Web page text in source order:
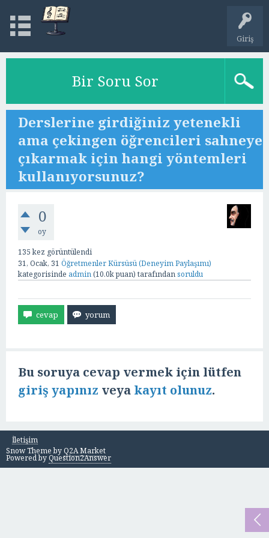
Giriş
Bir Soru Sor
Derslerine girdiğiniz yetenekli
ama çekingen öğrencileri sahneye
çıkarmak için hangi yöntemleri
kullanıyorsunuz?
0
oy
135kez görüntülendi
31, Ocak, 31 Öğretmenler Kürsüsü (Deneyim Paylaşımı)
kategorisinde admin(10.0kpuan) tarafından soruldu
Bu soruya cevap vermek için lütfen
giriş yapınız veya kayıt olunuz.
İletişim
Snow Theme byQ2A Market
Powered byQuestion2Answer